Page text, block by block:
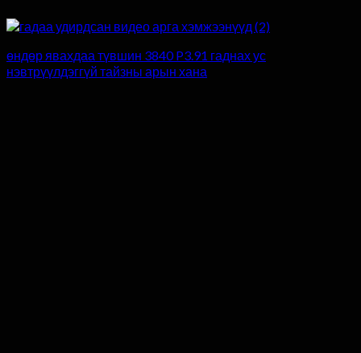
өндөр явахдаа түвшин 3840 P3.91 гаднах ус
нэвтрүүлдэггүй тайзны арын хана